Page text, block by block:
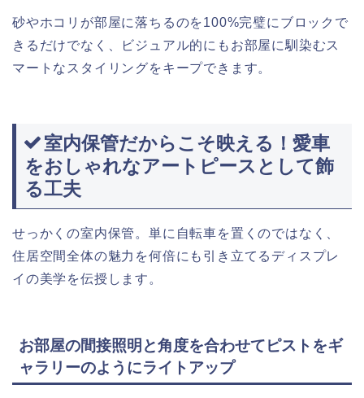
砂やホコリが部屋に落ちるのを100%完璧にブロックで
きるだけでなく、ビジュアル的にもお部屋に馴染むス
マートなスタイリングをキープできます。
室内保管だからこそ映える！愛車
をおしゃれなアートピースとして飾
る工夫
せっかくの室内保管。単に自転車を置くのではなく、
住居空間全体の魅力を何倍にも引き立てるディスプレ
イの美学を伝授します。
お部屋の間接照明と角度を合わせてピストをギ
ャラリーのようにライトアップ